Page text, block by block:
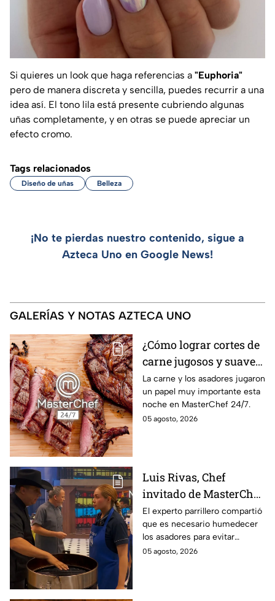
Si quieres un look que haga referencias a "Euphoria"
pero de manera discreta y sencilla, puedes recurrir a una
idea así. El tono lila está presente cubriendo algunas
uñas completamente, y en otras se puede apreciar un
efecto cromo.
Tags relacionados
Diseño de uñas Belleza
¡No te pierdas nuestro contenido, sigue a
Azteca Uno en Google News!
GALERÍAS Y NOTAS AZTECA UNO
¿Cómo lograr cortes de
carne jugosos y suaves
al estilo MasterChef
24/7?
La carne y los asadores jugaron
un papel muy importante esta
noche en MasterChef 24/7.
05 agosto, 2026
Luis Rivas, Chef
invitado de MasterChef
24/7 destaca la
importancia del agua
para la preparación de
cualquier asado
El experto parrillero compartió
que es necesario humedecer
los asadores para evitar
accidentes
05 agosto, 2026